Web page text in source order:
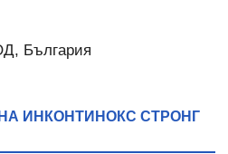
България
ИНКОНТИНОКС СТРОНГ